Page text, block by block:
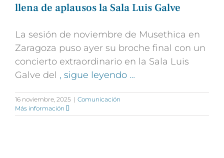
llena de aplausos la Sala Luis Galve
La sesión de noviembre de Musethica en
Zaragoza puso ayer su broche final con un
concierto extraordinario en la Sala Luis
Galve del , sigue leyendo …
16 noviembre, 2025 | Comunicación
Más información